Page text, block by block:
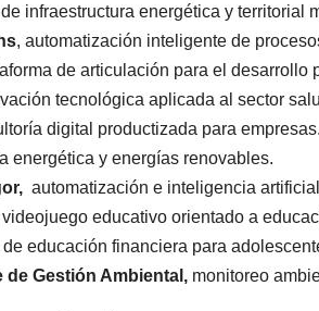
infraestructura energética y territorial
, automatización inteligente de
de articulación para el desarrollo
tecnológica aplicada al sector
digital productizada para empresas.
energética y energías renovables.
automatización e inteligencia
videojuego educativo orientado a
de educación financiera para
de Gestión Ambiental, monitoreo